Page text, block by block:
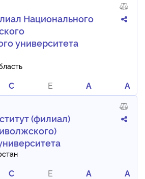
Национального
университета
C E A
A
(филиал)
C E A
A